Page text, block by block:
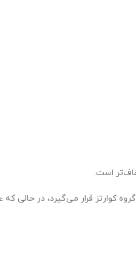
است.
قرار می‌گیرد، در حالی که